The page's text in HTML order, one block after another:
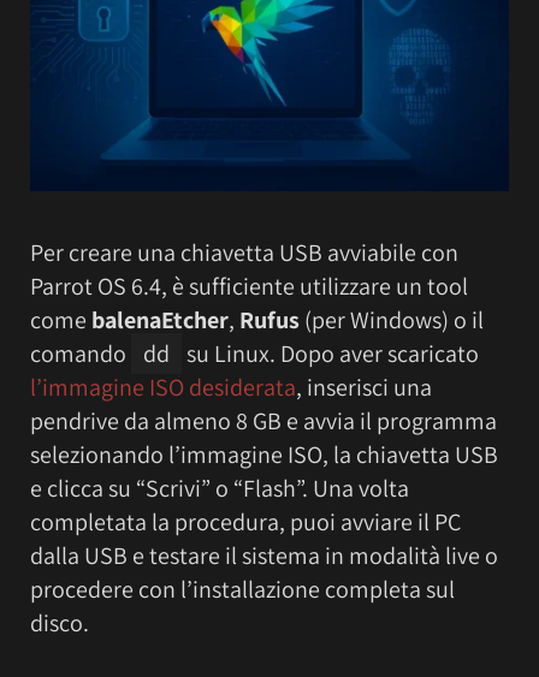
Per creare una chiavetta USB avviabile con
Parrot OS 6.4, è sufficiente utilizzare un tool
come balenaEtcher, Rufus(per Windows) o il
comando
dd su Linux. Dopo aver scaricato
l’immagine ISO desiderata, inserisci una
pendrive da almeno 8 GB e avvia il programma
selezionando l’immagine ISO, la chiavetta USB
e clicca su “Scrivi” o “Flash”. Una volta
completata la procedura, puoi avviare il PC
dalla USB e testare il sistema in modalità live o
procedere con l’installazione completa sul
disco.